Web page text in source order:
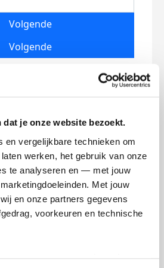
dat je onze website bezoekt.
en vergelijkbare technieken om
werken, het gebruik van onze
te analyseren en — met jouw
Met jouw
en onze partners gegevens
voorkeuren en technische
Volgende
Volgende